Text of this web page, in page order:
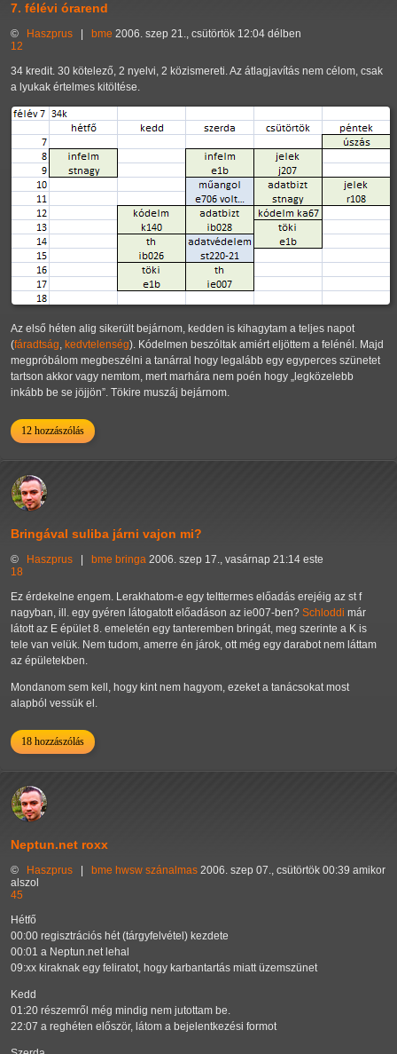
7. félévi órarend
© Haszprus bme 2006. szep 21., csütörtök 12:04 délben
12
34 kredit. 30 kötelező, 2 nyelvi, 2 közismereti. Az átlagjavítás nem célom, csak
a lyukak értelmes kitöltése.
Az első héten alig sikerült bejárnom, kedden is kihagytam a teljes napot
(fáradtság, kedvtelenség). Kódelmen beszóltak amiért eljöttem a felénél. Majd
megpróbálom megbeszélni a tanárral hogy legalább egy egyperces szünetet
tartson akkor vagy nemtom, mert marhára nem poén hogy
legközelebb
inkább be se jöjjön . Tökire muszáj bejárnom.
12 hozzászólás
Bringával suliba járni vajon mi?
© Haszprus bme bringa 2006. szep 17., vasárnap 21:14 este
18
Ez érdekelne engem. Lerakhatom-e egy telttermes előadás erejéig az st f
nagyban, ill. egy gyéren látogatott előadáson az ie007-ben? Schloddi már
látott az E épület 8. emeletén egy tanteremben bringát, meg szerinte a K is
tele van velük. Nem tudom, amerre én járok, ott még egy darabot nem láttam
az épületekben.
Mondanom sem kell, hogy kint nem hagyom, ezeket a tanácsokat most
alapból vessük el.
18 hozzászólás
Neptun.net roxx
© Haszprus bme hwsw szánalmas 2006. szep 07., csütörtök 00:39 amikor
alszol
45
Hétfő
00:00 regisztrációs hét (tárgyfelvétel) kezdete
00:01 a Neptun.net lehal
09:xx kiraknak egy feliratot, hogy karbantartás miatt üzemszünet
Kedd
01:20 részemről még mindig nem jutottam be.
22:07 a reghéten először, látom a bejelentkezési formot